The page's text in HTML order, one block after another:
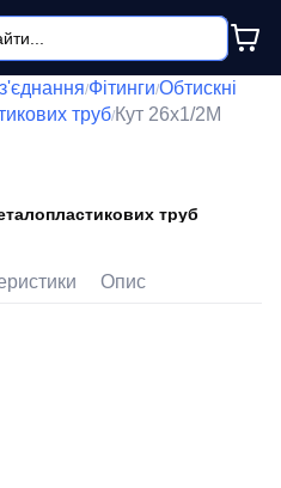
/Фітинги/Обтискні
труб/Кут 26x1/2M
труб
Опис